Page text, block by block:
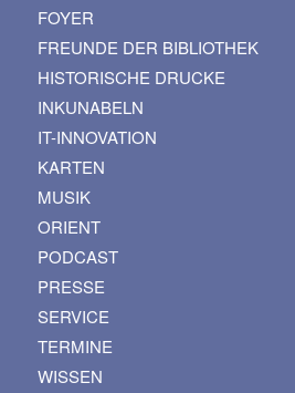
FOYER
FREUNDE DER BIBLIOTHEK
HISTORISCHE DRUCKE
INKUNABELN
IT-INNOVATION
KARTEN
MUSIK
ORIENT
PODCAST
PRESSE
SERVICE
TERMINE
WISSEN